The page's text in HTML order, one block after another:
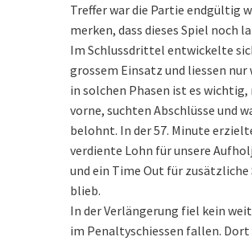
Treffer war die Partie endgültig
merken, dass dieses Spiel noch
Im Schlussdrittel entwickelte
grossem Einsatz und liessen
in solchen Phasen ist es
vorne, suchten Abschlüsse und
belohnt. In der 57. Minute
verdiente Lohn für unsere
und ein Time Out für
blieb.
In der Verlängerung fiel kein
im Penaltyschiessen fallen.